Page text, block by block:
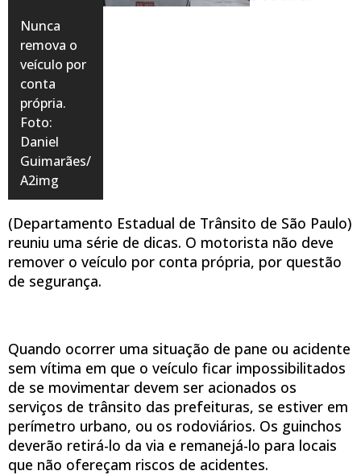
Nunca
remova o
veículo por
conta
própria.
Foto:
Daniel
Guimarães/
A2img
(Departamento Estadual de Trânsito de São Paulo)
reuniu uma série de dicas. O motorista não deve
remover o veículo por conta própria, por questão
de segurança.
Quando ocorrer uma situação de pane ou acidente
sem vítima em que o veículo ficar impossibilitados
de se movimentar devem ser acionados os
serviços de trânsito das prefeituras, se estiver em
perímetro urbano, ou os rodoviários. Os guinchos
deverão retirá-lo da via e remanejá-lo para locais
que não ofereçam riscos de acidentes.